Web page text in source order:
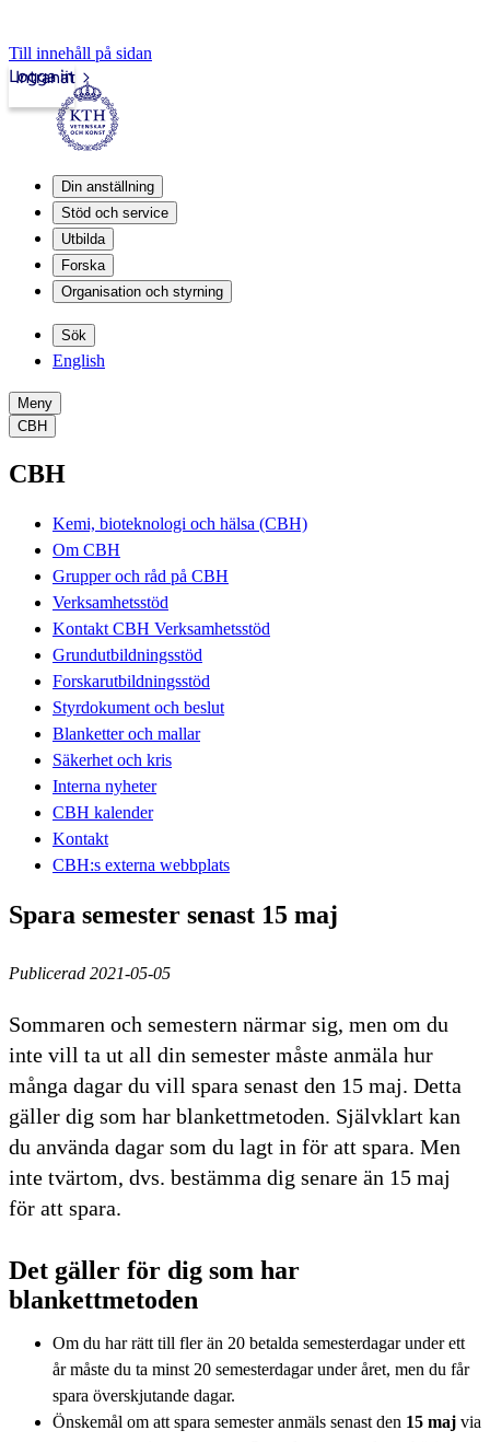
Till innehåll på sidan
Intranät
Logga in
Din anställning
Stöd och service
Utbilda
Forska
Organisation och styrning
Sök
English
Meny
CBH
CBH
Kemi, bioteknologi och hälsa (CBH)
Om CBH
Grupper och råd på CBH
Verksamhetsstöd
Kontakt CBH Verksamhetsstöd
Grundutbildningsstöd
Forskarutbildningsstöd
Styrdokument och beslut
Blanketter och mallar
Säkerhet och kris
Interna nyheter
CBH kalender
Kontakt
CBH:s externa webbplats
Spara semester senast 15 maj
Publicerad 2021-05-05
Sommaren och semestern närmar sig, men om du
inte vill ta ut all din semester måste anmäla hur
många dagar du vill spara senast den 15 maj. Detta
gäller dig som har blankettmetoden. Självklart kan
du använda dagar som du lagt in för att spara. Men
inte tvärtom, dvs. bestämma dig senare än 15 maj
för att spara.
Det gäller för dig som har
blankettmetoden
Om du har rätt till fler än 20 betalda semesterdagar under ett
år måste du ta minst 20 semesterdagar under året, men du får
spara överskjutande dagar.
Önskemål om att spara semester anmäls senast den 15 maj via